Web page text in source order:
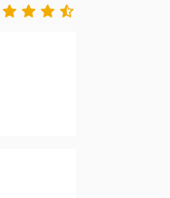
   